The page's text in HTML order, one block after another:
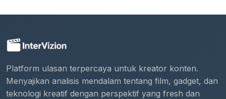
Platform ulasan terpercaya untuk kreator konten.
Menyajikan analisis mendalam tentang film, gadget, dan
teknologi kreatif dengan perspektif yang fresh dan